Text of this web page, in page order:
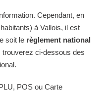
Cependant, en
à Vallois, il est
soit le règlement national
trouverez ci-dessous des
POS ou Carte